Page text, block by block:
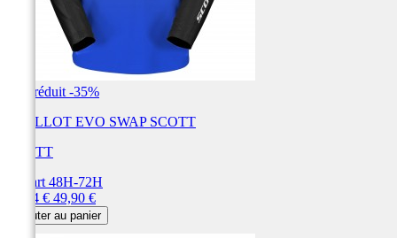
Prix réduit -35%
MAILLOT EVO SWAP SCOTT
SCOTT
Départ 48H-72H
32,44 € Prix
de
base
49,90 €
Ajouter au panier